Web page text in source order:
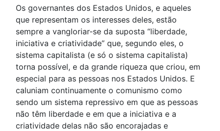
Os governantes dos Estados Unidos, e aqueles
que representam os interesses deles, estão
sempre a vangloriar-se da suposta “liberdade,
iniciativa e criatividade” que, segundo eles, o
sistema capitalista (e só o sistema capitalista)
torna possível, e da grande riqueza que criou, em
especial para as pessoas nos Estados Unidos. E
caluniam continuamente o comunismo como
sendo um sistema repressivo em que as pessoas
não têm liberdade e em que a iniciativa e a
criatividade delas não são encorajadas e